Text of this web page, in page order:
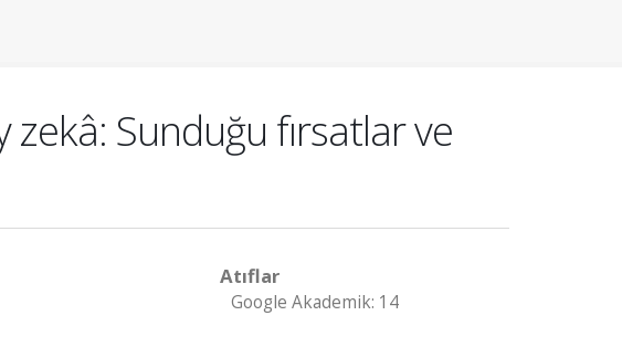
Sunduğu fırsatlar ve
Atıflar
Google Akademik: 14